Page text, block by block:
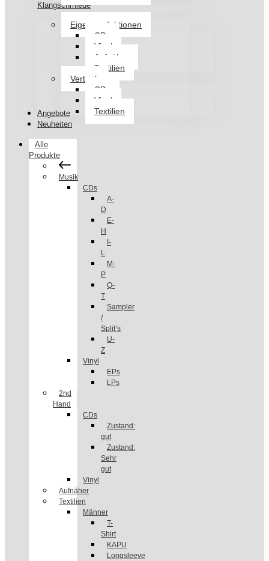
Klangschmiede
Eigenproduktionen
CDs
Vinyl
Aufnäher
Textilien
Vertrieb
CDs
Vinyl
Textilien
Angebote
Neuheiten
Alle
Produkte
Musik
CDs
A-
D
E-
H
I-
L
M-
P
Q-
T
Sampler
/
Split’s
U-
Z
Vinyl
EPs
LPs
2nd
Hand
CDs
Zustand:
gut
Zustand:
Sehr
gut
Vinyl
Aufnäher
Textilien
Männer
T-
Shirt
KAPU
Longsleeve